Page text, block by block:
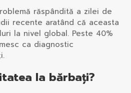
răspândită a zilei de
recente aratând că aceasta
la nivel global. Peste 40%
ca diagnostic
la bărbați?